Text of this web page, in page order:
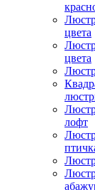
цвета
цвета
лофт